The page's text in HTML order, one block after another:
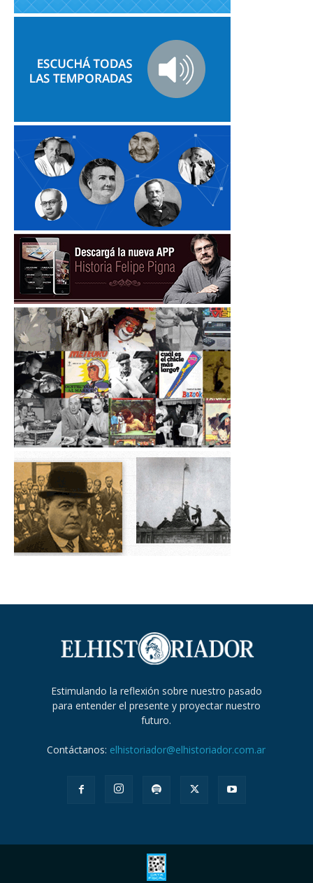
Estimulando la reflexión sobre nuestro pasado
para entender el presente y proyectar nuestro
futuro.
Contáctanos: elhistoriador@elhistoriador.com.ar